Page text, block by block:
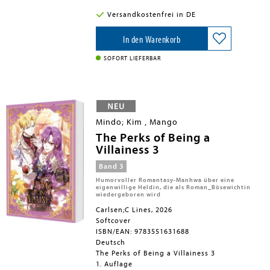
möchte sie sich lieber nicht stellen ...
Versandkostenfrei in DE
In den Warenkorb
SOFORT LIEFERBAR
Mindo; Kim , Mango
The Perks of Being a
Villainess 3
Band 3
Humorvoller Romantasy-Manhwa über eine
eigenwillige Heldin, die als Roman_Bösewichtin
wiedergeboren wird
Carlsen;C Lines, 2026
Softcover
ISBN/EAN: 9783551631688
Deutsch
The Perks of Being a Villainess 3
1. Auflage